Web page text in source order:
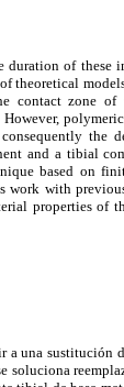
duration of
theoretical
contact zone of
the
and a tibial
based on
work with
properties of
a una sustitución
soluciona